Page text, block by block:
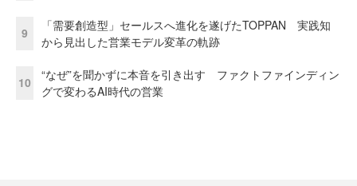
9
「需要創造型」セールスへ進化を遂げたTOPPAN 実践知
から見出した営業モデル変革の軌跡
10
“なぜ”を聞かずに本音を引き出す ファクトファインディン
グで変わるAI時代の営業